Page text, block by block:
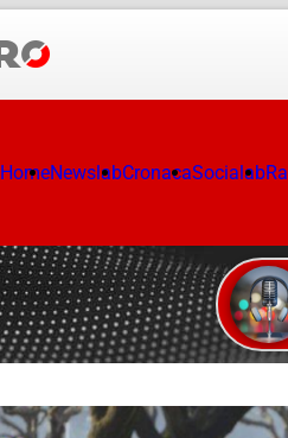
HomeNewslabCronacaSocialab